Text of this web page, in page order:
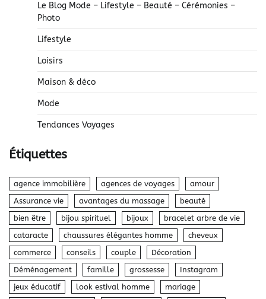
Le Blog Mode – Lifestyle – Beauté – Cérémonies –
Photo
Lifestyle
Loisirs
Maison & déco
Mode
Tendances Voyages
Étiquettes
agence immobilière agences de voyages
amour
Assurance vie
avantages du massage
beauté
bien être
bijou spirituel bijoux
bracelet arbre de vie
cataracte
chaussures élégantes homme
cheveux
commerce
conseils couple
Décoration
Déménagement
famille grossesse
Instagram
jeux éducatif
look estival homme
mariage